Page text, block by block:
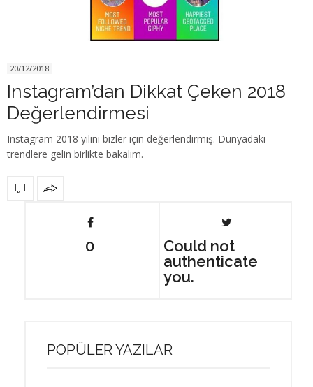
20/12/2018
Instagram’dan Dikkat Çeken 2018
Değerlendirmesi
Instagram 2018 yılını bizler için değerlendirmiş. Dünyadaki
trendlere gelin birlikte bakalım.
0
Could not
authenticate
you.
POPÜLER YAZILAR